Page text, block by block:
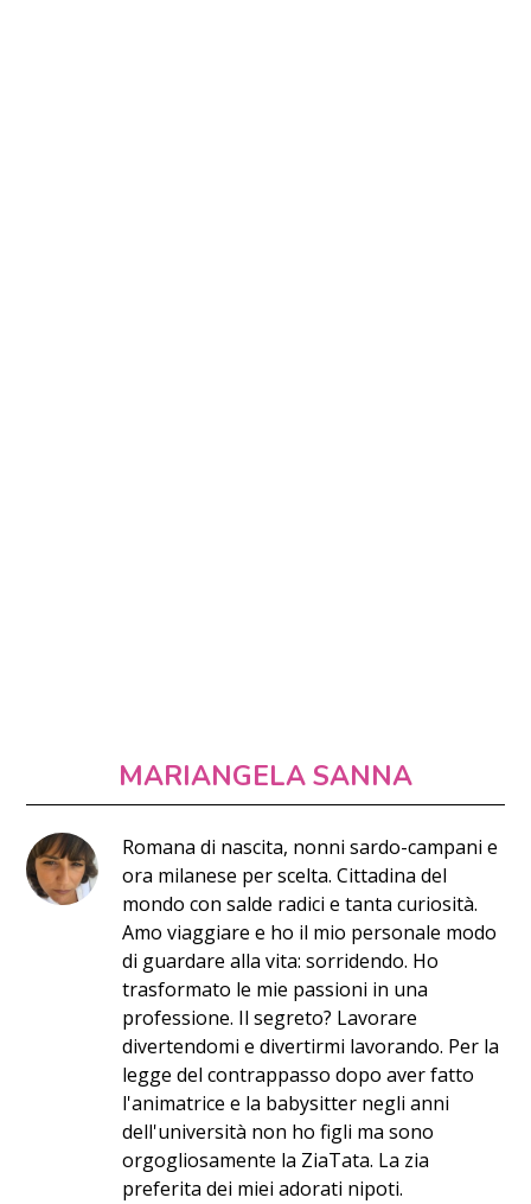
MARIANGELA SANNA
Romana di nascita, nonni sardo-campani e
ora milanese per scelta. Cittadina del
mondo con salde radici e tanta curiosità.
Amo viaggiare e ho il mio personale modo
di guardare alla vita: sorridendo. Ho
trasformato le mie passioni in una
professione. Il segreto? Lavorare
divertendomi e divertirmi lavorando. Per la
legge del contrappasso dopo aver fatto
l'animatrice e la babysitter negli anni
dell'università non ho figli ma sono
orgogliosamente la ZiaTata. La zia
preferita dei miei adorati nipoti.